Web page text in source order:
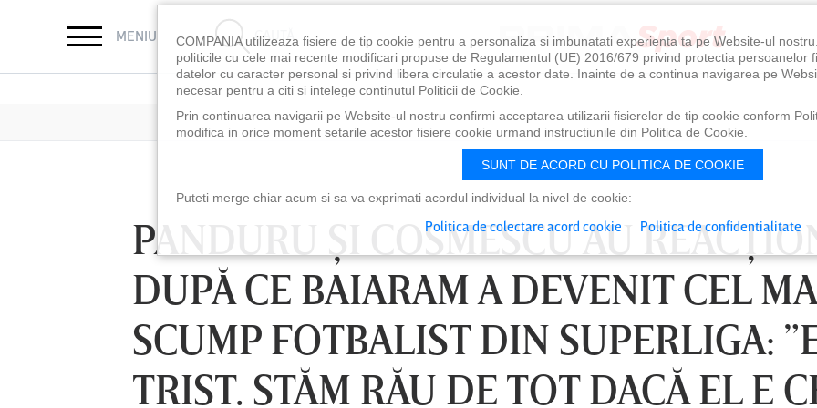
MENIU CAUTĂ
PANDURU ŞI COSMESCU AU
DUPĂ CE BAIARAM A DEVENIT CEL
SCUMP FOTBALIST DIN SUPERLIGA:
TRIST. STĂM RĂU DE TOT DACĂ EL E
LUNI 10 AUG, 18:30 LUNI 10 AUG, 21:30 VINERI 07 AUG, 21:00
COMPANIA utilizeaza fisiere de tip cookie pentru a personaliza si imbunatati experienta ta pe Website-ul
politicile cu cele mai recente modificari propuse de Regulamentul (UE) 2016/679 privind protectia persoanelor
datelor cu caracter personal si privind libera circulatie a acestor date. Inainte de a continua navigarea pe
necesar pentru a citi si intelege continutul Politicii de Cookie.
Prin continuarea navigarii pe Website-ul nostru confirmi acceptarea utilizarii fisierelor de tip cookie conform
modifica in orice moment setarile acestor fisiere cookie urmand instructiunile din Politica de Cookie.
SUNT DE ACORD CU POLITICA DE COOKIE
Puteti merge chiar acum si sa va exprimati acordul individual la nivel de cookie:
Politica de colectare acord cookie Politica de confidentialitate